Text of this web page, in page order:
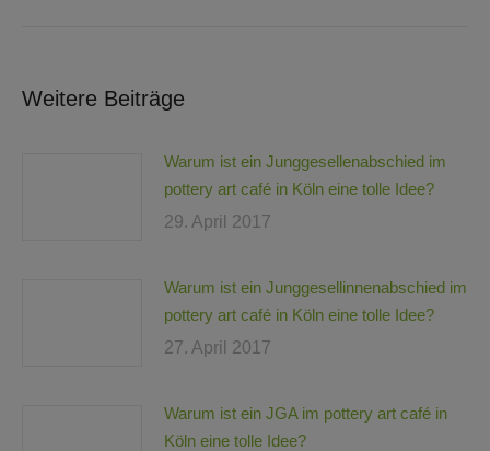
Weitere Beiträge
Warum ist ein Junggesellenabschied im
pottery art café in Köln eine tolle Idee?
29. April 2017
Warum ist ein Junggesellinnenabschied im
pottery art café in Köln eine tolle Idee?
27. April 2017
Warum ist ein JGA im pottery art café in
Köln eine tolle Idee?